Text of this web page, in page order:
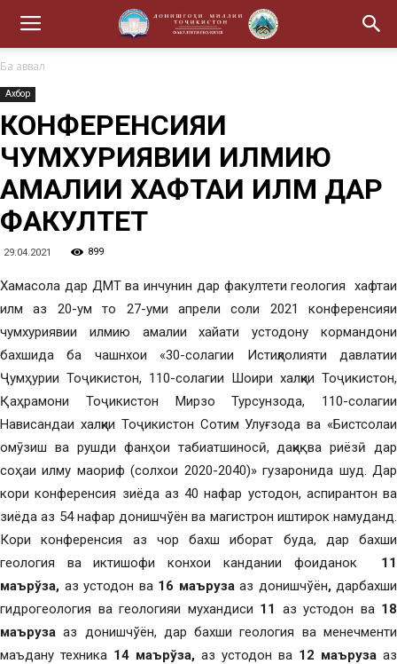
Ба аввал
Ахбор
КОНФЕРЕНСИЯИ
ЧУМХУРИЯВИИ ИЛМИЮ
АМАЛИИ ХАФТАИ ИЛМ ДАР
ФАКУЛТЕТ
29.04.2021 899
Хамасола дар ДМТ ва инчунин дар факултети геология хафтаи
илм аз 20-ум то 27-уми апрели соли 2021 конференсияи
чумхуриявии илмию амалии хайати устодону кормандони
бахшида ба чашнхои «30-солагии Истиқлолияти давлатии
Ҷумҳурии Тоҷикистон, 110-солагии Шоири халқии Тоҷикистон,
Қаҳрамони Тоҷикистон Мирзо Турсунзода, 110-солагии
Нависандаи халқии Тоҷикистон Сотим Улуғзода ва «Бистсолаи
омӯзиш ва рушди фанҳои табиатшиносӣ, дақиқ ва риёзӣ дар
соҳаи илму маориф (солхои 2020-2040)» гузаронида шуд. Дар
кори конференсия зиёда аз 40 нафар устодон, аспирантон ва
зиёда аз 54 нафар донишчўён ва магистрон иштирок намуданд.
Кори конференсия аз чор бахш иборат буда, дар бахши
геология ва иктишофи конхои кандании фоиданок
11
маърўза, аз устодон ва 16 маърузааз донишчўён, дарбахши
гидрогеология ва геологияи мухандиси 11 аз устодон ва 18
маъруза аз донишчўён, дар бахши геология ва менечменти
маъдану техника 14 маърўза, аз устодон ва 12 маъруза аз